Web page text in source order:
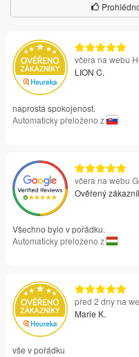
včera na webu
LION C.
naprostá spokojenost.
Automaticky přeloženo z
včera na webu
Ověřený
Všechno bylo v pořádku.
Automaticky přeloženo z
před 2 dny na
Marie K.
vše v pořádku